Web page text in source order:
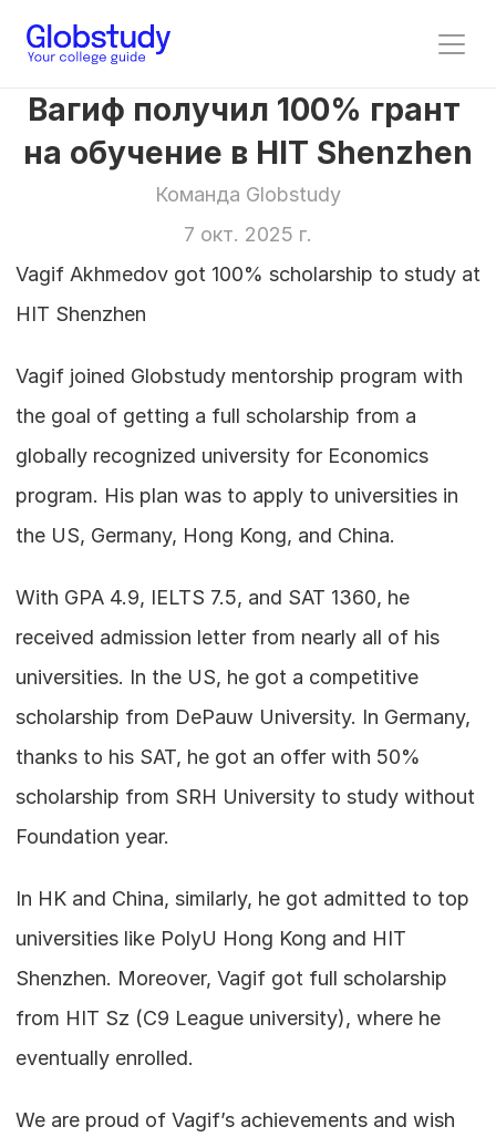
Вагиф получил 100% грант
на обучение в HIT Shenzhen
Команда Globstudy
7 окт. 2025 г.
Vagif Akhmedov got 100% scholarship to study at
HIT Shenzhen
Vagif joined Globstudy mentorship program with
the goal of getting a full scholarship from a
globally recognized university for Economics
program. His plan was to apply to universities in
the US, Germany, Hong Kong, and China.
With GPA 4.9, IELTS 7.5, and SAT 1360, he
received admission letter from nearly all of his
universities. In the US, he got a competitive
scholarship from DePauw University. In Germany,
thanks to his SAT, he got an offer with 50%
scholarship from SRH University to study without
Foundation year.
In HK and China, similarly, he got admitted to top
universities like PolyU Hong Kong and HIT
Shenzhen. Moreover, Vagif got full scholarship
from HIT Sz (C9 League university), where he
eventually enrolled.
We are proud of Vagif’s achievements and wish